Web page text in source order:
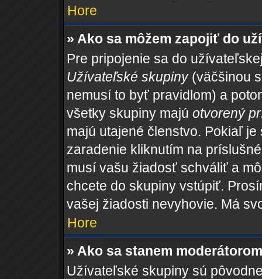
Hore
» Ako sa môžem zapojiť do
Pre pripojenie sa do
Užívateľské skupiny(väčšinou
nemusí to byť pravidlom) a
všetky skupiny majú otvorený
majú utajené členstvo. Pokiaľ
zaradenie kliknutím na
musí vašu žiadosť schváliť a
chcete do skupiny vstúpiť.
vašej žiadosti nevyhovie. Má
Hore
» Ako sa stanem
Užívateľské skupiny sú